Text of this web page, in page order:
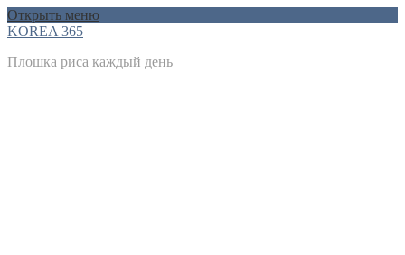
Открыть меню
KOREA 365
Плошка риса каждый день